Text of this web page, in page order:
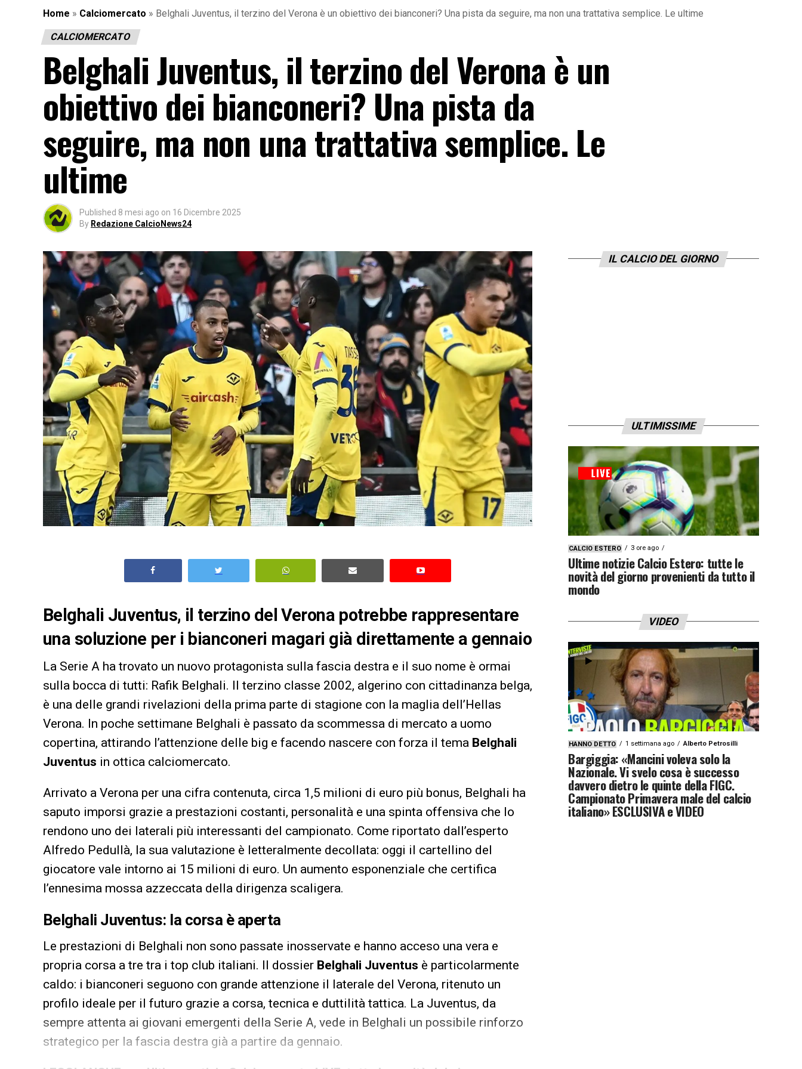
Home » Calciomercato » Belghali Juventus, il terzino del Verona è un obiettivo dei bianconeri? Una pista da seguire, ma non una trattativa semplice. Le ultime
CALCIOMERCATO
Belghali Juventus, il terzino del Verona è un
obiettivo dei bianconeri? Una pista da
seguire, ma non una trattativa semplice. Le
ultime
Published 8 mesi ago on 16 Dicembre 2025
By Redazione CalcioNews24
Belghali Juventus, il terzino del Verona potrebbe rappresentare
una soluzione per i bianconeri magari già direttamente a gennaio
La Serie A ha trovato un nuovo protagonista sulla fascia destra e il suo nome è ormai
sulla bocca di tutti: Rafik Belghali. Il terzino classe 2002, algerino con cittadinanza belga,
è una delle grandi rivelazioni della prima parte di stagione con la maglia dell’Hellas
Verona. In poche settimane Belghali è passato da scommessa di mercato a uomo
copertina, attirando l’attenzione delle big e facendo nascere con forza il tema Belghali
Juventus in ottica calciomercato.
Arrivato a Verona per una cifra contenuta, circa 1,5 milioni di euro più bonus, Belghali ha
saputo imporsi grazie a prestazioni costanti, personalità e una spinta offensiva che lo
rendono uno dei laterali più interessanti del campionato. Come riportato dall’esperto
Alfredo Pedullà, la sua valutazione è letteralmente decollata: oggi il cartellino del
giocatore vale intorno ai 15 milioni di euro. Un aumento esponenziale che certifica
l’ennesima mossa azzeccata della dirigenza scaligera.
Belghali Juventus: la corsa è aperta
Le prestazioni di Belghali non sono passate inosservate e hanno acceso una vera e
propria corsa a tre tra i top club italiani. Il dossier Belghali Juventus è particolarmente
caldo: i bianconeri seguono con grande attenzione il laterale del Verona, ritenuto un
profilo ideale per il futuro grazie a corsa, tecnica e duttilità tattica. La Juventus, da
sempre attenta ai giovani emergenti della Serie A, vede in Belghali un possibile rinforzo
strategico per la fascia destra già a partire da gennaio.
IL CALCIO DEL GIORNO
ULTIMISSIME
CALCIO ESTERO 3 ore ago
Ultime notizie Calcio Estero: tutte le
novità del giorno provenienti da tutto il
mondo
VIDEO
HANNO DETTO 1 settimana ago Alberto Petrosilli
Bargiggia: «Mancini voleva solo la
Nazionale. Vi svelo cosa è successo
davvero dietro le quinte della FIGC.
Campionato Primavera male del calcio
italiano» ESCLUSIVA e VIDEO